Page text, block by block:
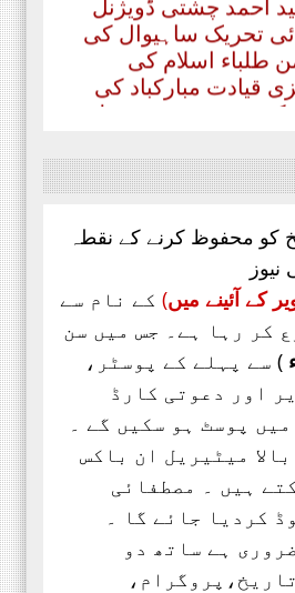
طلباء اسلام کی
قیادت مبارکباد کی
جنہوں نے حیی علی
کو محفوظ کرنے کے نقطہ
کے آئینے میں) کے نام سے
کر رہا ہے۔ جس میں سن
) سے پہلے کے پوسٹر،
اور دعوتی کارڈ
پوسٹ ہو سکیں گے ۔
میٹیریل ان باکس
ہیں ۔ مصطفائی
کردیا جائے گا ۔
ہے ساتھ دو